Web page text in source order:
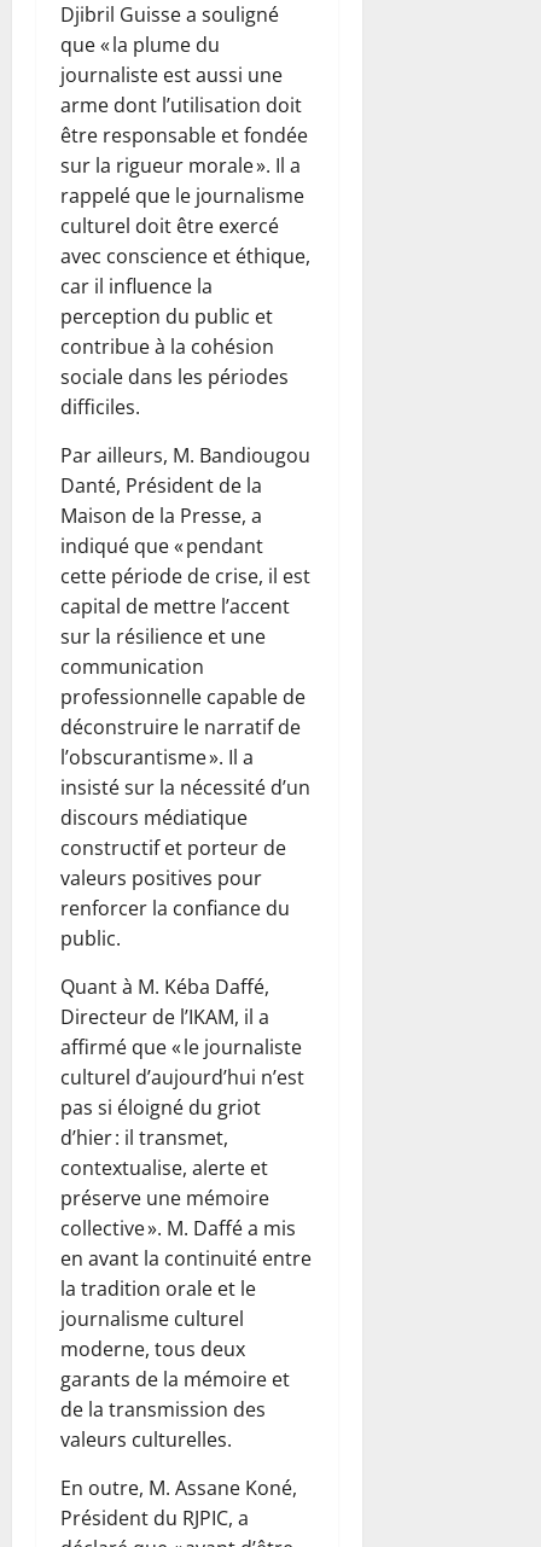
Djibril Guisse a souligné
que « la plume du
journaliste est aussi une
arme dont l’utilisation doit
être responsable et fondée
sur la rigueur morale ». Il a
rappelé que le journalisme
culturel doit être exercé
avec conscience et éthique,
car il influence la
perception du public et
contribue à la cohésion
sociale dans les périodes
difficiles.
Par ailleurs, M. Bandiougou
Danté, Président de la
Maison de la Presse, a
indiqué que « pendant
cette période de crise, il est
capital de mettre l’accent
sur la résilience et une
communication
professionnelle capable de
déconstruire le narratif de
l’obscurantisme ». Il a
insisté sur la nécessité d’un
discours médiatique
constructif et porteur de
valeurs positives pour
renforcer la confiance du
public.
Quant à M. Kéba Daffé,
Directeur de l’IKAM, il a
affirmé que « le journaliste
culturel d’aujourd’hui n’est
pas si éloigné du griot
d’hier : il transmet,
contextualise, alerte et
préserve une mémoire
collective ». M. Daffé a mis
en avant la continuité entre
la tradition orale et le
journalisme culturel
moderne, tous deux
garants de la mémoire et
de la transmission des
valeurs culturelles.
En outre, M. Assane Koné,
Président du RJPIC, a